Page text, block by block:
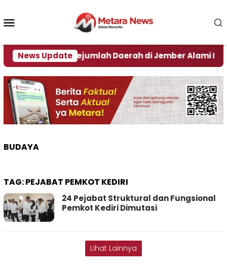
konten
News Update
El Nino, Sejumlah Daerah di Jember Alami Krisi Air
BUDAYA
TAG:PEJABAT PEMKOT KEDIRI
24 Pejabat Struktural dan Fungsional
Pemkot Kediri Dimutasi
Lihat Lainnya